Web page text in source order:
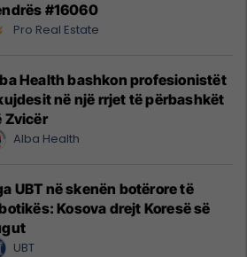
#16060
Pro Real Estate
Health bashkon profesionistët
në një rrjet të përbashkët
Zvicër
Alba Health
UBT në skenën botërore të
Kosova drejt Koresë së
UBT